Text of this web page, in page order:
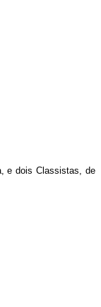
e dois Classistas, de